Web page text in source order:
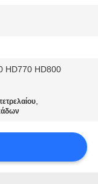
HD770 HD800
,